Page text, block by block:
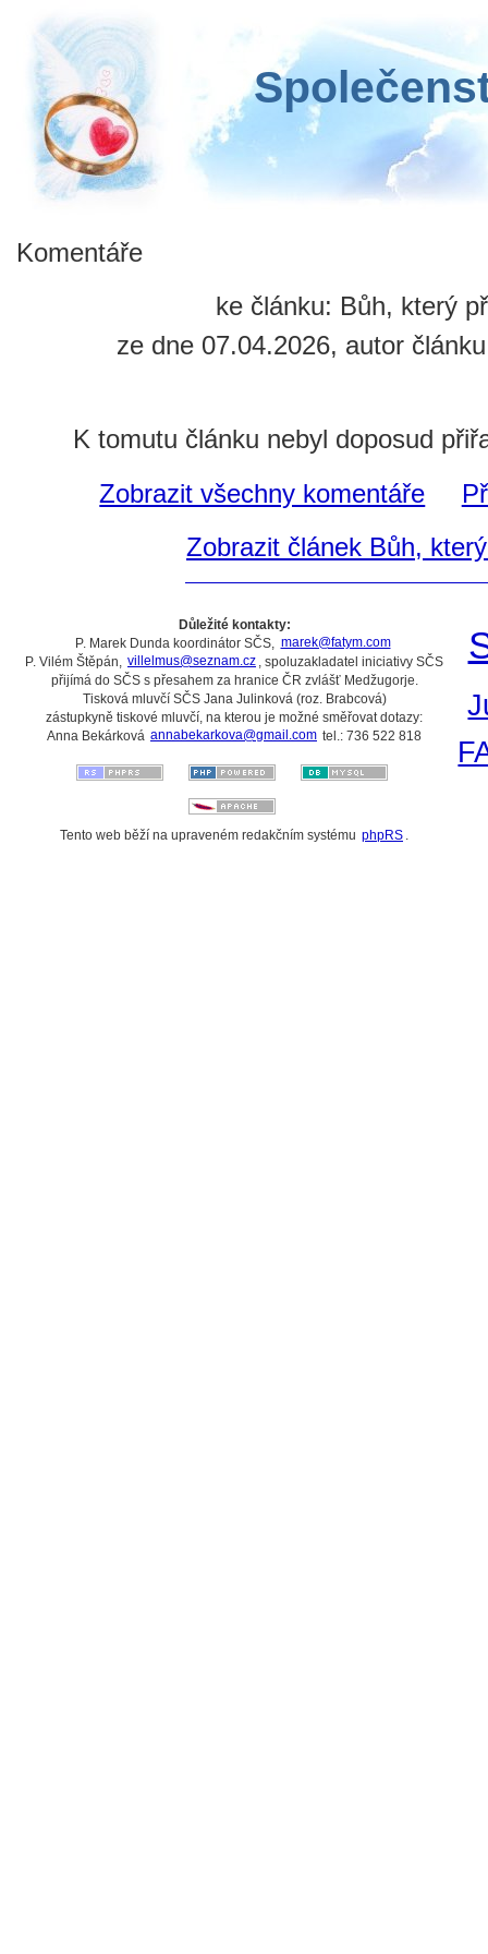
Komentáře
ke článku: Bůh, který
ze dne 07.04.2026, autor
K tomutu článku nebyl doposud
Zobrazit všechny komentáře
Zobrazit článek Bůh,
Důležité kontakty:
P. Marek Dunda koordinátor SČS,
marek@fatym.com
P. Vilém Štěpán,
villelmus@seznam.cz
, spoluzakladatel iniciativy SČS
přijímá do SČS s přesahem za hranice ČR zvlášť Medžugorje.
Tisková mluvčí SČS Jana Julinková (roz. Brabcová)
zástupkyně tiskové mluvčí, na kterou je možné směřovat dotazy:
Anna Bekárková annabekarkova@gmail.com tel.: 736 522 818
Tento web běží na upraveném redakčním systému phpRS